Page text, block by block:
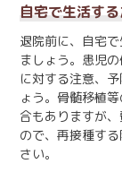
自宅で生活す
退院前に、自宅
ましょう。患児
に対する注意、
ょう。骨髄移植
合もありますが
ので、再接種す
さい。